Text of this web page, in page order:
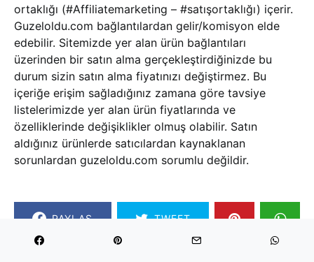
ortaklığı (#Affiliatemarketing – #satışortaklığı) içerir.
Guzeloldu.com bağlantılardan gelir/komisyon elde
edebilir. Sitemizde yer alan ürün bağlantıları
üzerinden bir satın alma gerçekleştirdiğinizde bu
durum sizin satın alma fiyatınızı değiştirmez. Bu
içeriğe erişim sağladığınız zamana göre tavsiye
listelerimizde yer alan ürün fiyatlarında ve
özelliklerinde değişiklikler olmuş olabilir. Satın
aldığınız ürünlerde satıcılardan kaynaklanan
sorunlardan guzeloldu.com sorumlu değildir.
PAYLAŞ TWEET